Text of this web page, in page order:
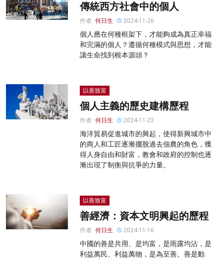
傳統西方社會中的個人
作者: 何日生 2024-11-26
個人應在何種框架下，才能夠成為真正幸福
和完滿的個人？遵循何種模式與思想，才能
讓生命找到根本源頭？
以善致富
個人主義的歷史建構歷程
作者: 何日生 2024-11-22
海洋貿易促進城市的興起，使得新興城市中
的商人和工匠逐漸擺脫過去佃農的角色，獲
得人身自由和財富，教會和政府的控制也逐
漸出現了制衡與抗爭的力量。
以善致富
善經濟：資本文明興起的歷程
作者: 何日生 2024-11-16
中國的善是共用、是均富，是雨露均沾，是
利益萬民、利益萬物，是為至善。善是動